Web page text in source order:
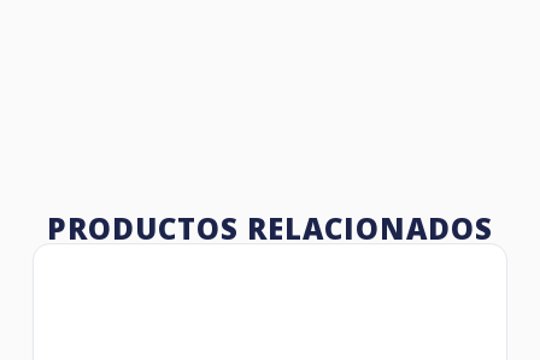
PRODUCTOS RELACIONADOS